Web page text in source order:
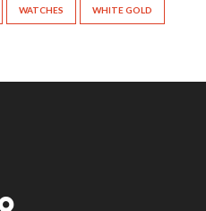
WATCHES WHITE GOLD